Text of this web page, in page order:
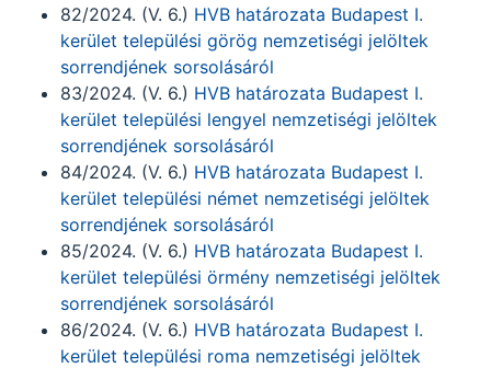
82/2024. (V. 6.) HVB határozata Budapest I.
kerület települési görög nemzetiségi jelöltek
sorrendjének sorsolásáról
83/2024. (V. 6.) HVB határozata Budapest I.
kerület települési lengyel nemzetiségi jelöltek
sorrendjének sorsolásáról
84/2024. (V. 6.) HVB határozata Budapest I.
kerület települési német nemzetiségi jelöltek
sorrendjének sorsolásáról
85/2024. (V. 6.) HVB határozata Budapest I.
kerület települési örmény nemzetiségi jelöltek
sorrendjének sorsolásáról
86/2024. (V. 6.) HVB határozata Budapest I.
kerület települési roma nemzetiségi jelöltek